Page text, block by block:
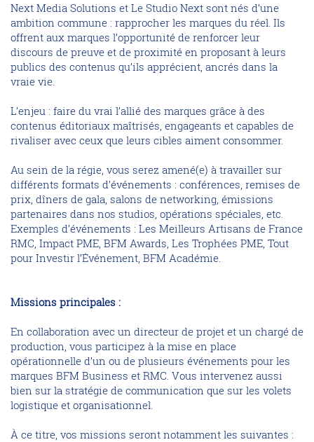
Next Media Solutions et Le Studio Next sont nés d’une
ambition commune : rapprocher les marques du réel. Ils
offrent aux marques l’opportunité de renforcer leur
discours de preuve et de proximité en proposant à leurs
publics des contenus qu’ils apprécient, ancrés dans la
vraie vie.
L’enjeu : faire du vrai l’allié des marques grâce à des
contenus éditoriaux maîtrisés, engageants et capables de
rivaliser avec ceux que leurs cibles aiment consommer.
Au sein de la régie, vous serez amené(e) à travailler sur
différents formats d’événements : conférences, remises de
prix, dîners de gala, salons de networking, émissions
partenaires dans nos studios, opérations spéciales, etc.
Exemples d’événements : Les Meilleurs Artisans de France
RMC, Impact PME, BFM Awards, Les Trophées PME, Tout
pour Investir l’Événement, BFM Académie.
Missions principales :
En collaboration avec un directeur de projet et un chargé de
production, vous participez à la mise en place
opérationnelle d’un ou de plusieurs événements pour les
marques BFM Business et RMC. Vous intervenez aussi
bien sur la stratégie de communication que sur les volets
logistique et organisationnel.
À ce titre, vos missions seront notamment les suivantes :